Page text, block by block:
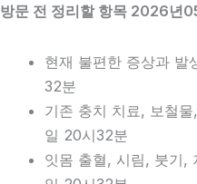
방문 전 정리할 항목 2026년
현재 불편한 증상과
32분
기존 충치 치료, 보철
일 20시32분
잇몸 출혈, 시림, 붓기,